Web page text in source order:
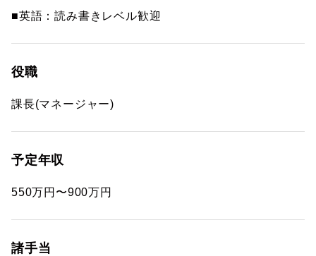
■英語：読み書きレベル歓迎
役職
課長(マネージャー)
予定年収
550万円〜900万円
諸手当